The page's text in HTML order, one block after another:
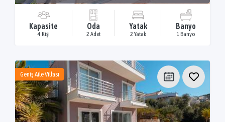
Kapasite
4 Kişi
Oda
2 Adet
Yatak
2 Yatak
Banyo
1 Banyo
Geniş Aile Villası